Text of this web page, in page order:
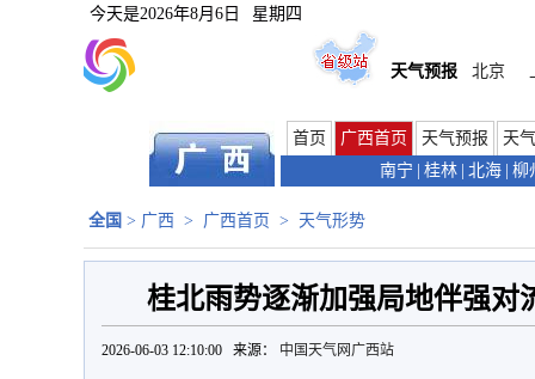
今天是2026年8月6日 星期四
天气预报 北京
首页 广西首页 天气预报
天
南宁
桂林 北海 柳
全国 > 广西 > 广西首页 > 天气形势
桂北雨势逐渐加强局地伴强对
2026-06-03 12:10:00 来源： 中国天气网广西站